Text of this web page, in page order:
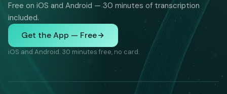
Free on iOS and Android — 30 minutes of transcription
included.
Get the App — Free
iOS and Android. 30 minutes free, no card.